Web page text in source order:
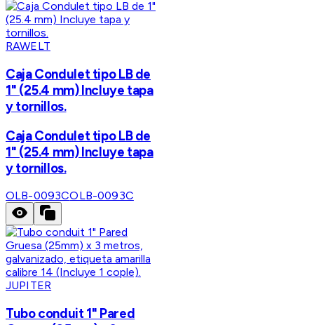
RAWELT
Caja Condulet tipo LB de
1" (25.4 mm) Incluye tapa
y tornillos.
Caja Condulet tipo LB de
1" (25.4 mm) Incluye tapa
y tornillos.
OLB-0093COLB-0093C
JUPITER
Tubo conduit 1" Pared